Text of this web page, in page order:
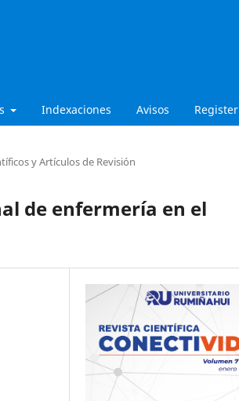
Indexaciones Avisos Register
y Artículos de Revisión
de enfermería en el